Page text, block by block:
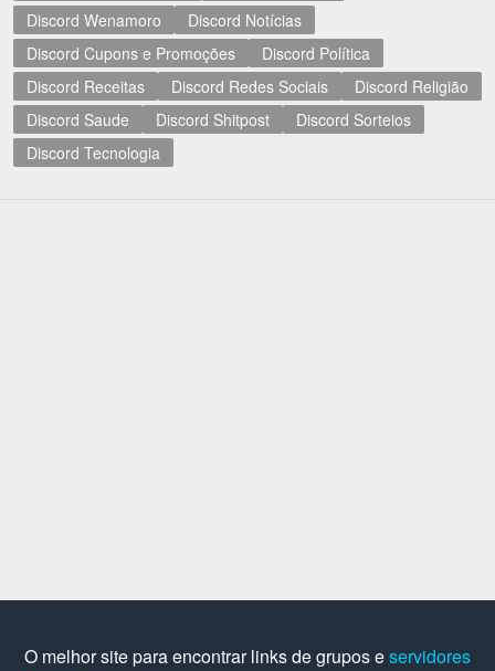
Discord Wenamoro
Discord Notícias
Discord Cupons e Promoções
Discord Política
Discord Receitas
Discord Redes Sociais
Discord Religião
Discord Saude
Discord Shitpost
Discord Sorteios
Discord Tecnologia
O melhor site para encontrar links de grupos eservidores